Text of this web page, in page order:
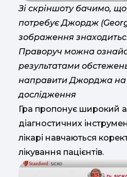
Зі скріншоту бачимо,
потребує Джордж
зображення
Праворуч можна
результатами
направити Джорджа на
дослідження
Гра пропонує широкий
діагностичних
лікарі навчаються
лікування пацієнтів.